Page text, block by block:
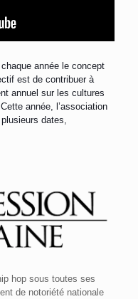
année le concept
est de contribuer à
annuel sur les cultures
année, l’association
dates,
hop sous toutes ses
de notoriété nationale